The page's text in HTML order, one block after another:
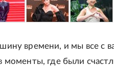
времени, и мы все с
моменты, где были